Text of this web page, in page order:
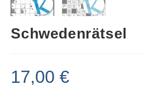
Schwedenrätsel
17,00€